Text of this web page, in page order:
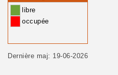
libre
occupée
Dernière maj: 19-06-2026